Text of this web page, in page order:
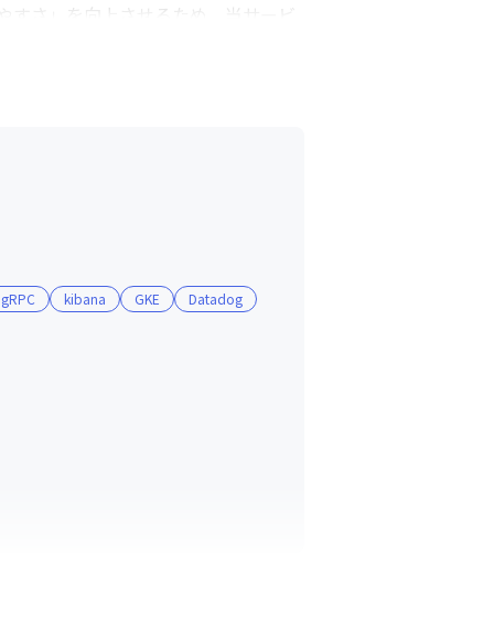
さ」を向上させるため、当サービ
ています。
gRPC kibana GKE Datadog